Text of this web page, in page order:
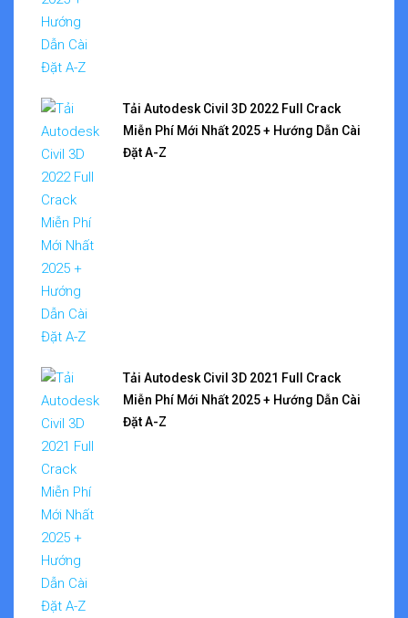
Tải Autodesk Civil 3D 2022 Full Crack
Miễn Phí Mới Nhất 2025 + Hướng Dẫn Cài
Đặt A-Z
Tải Autodesk Civil 3D 2021 Full Crack
Miễn Phí Mới Nhất 2025 + Hướng Dẫn Cài
Đặt A-Z